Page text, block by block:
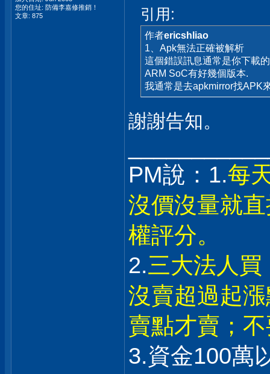
您的住址: 防備李嘉修推銷！
文章: 875
引用:
作者ericshliao
1、Apk無法正確被解析
這個錯誤訊息通常是你下載
ARM SoC有好幾個版本.
我通常是去apkmirror找APK
謝謝告知。
PM說：1.每
沒價沒量就
權評分。
2.三大法人
沒賣超過起
賣點才賣；
3.資金100萬